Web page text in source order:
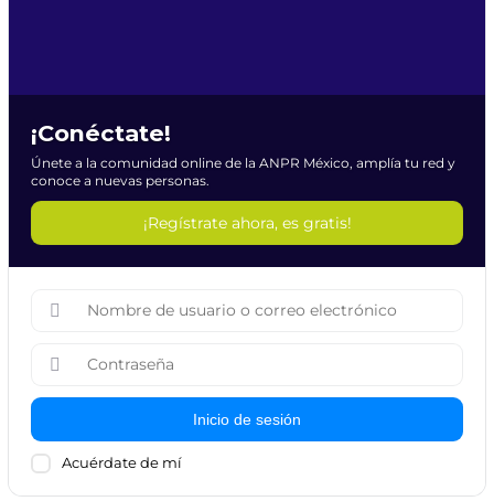
¡Conéctate!
Únete a la comunidad online de la ANPR México, amplía tu red y
conoce a nuevas personas.
¡Regístrate ahora, es gratis!
Inicio de sesión
Acuérdate de mí